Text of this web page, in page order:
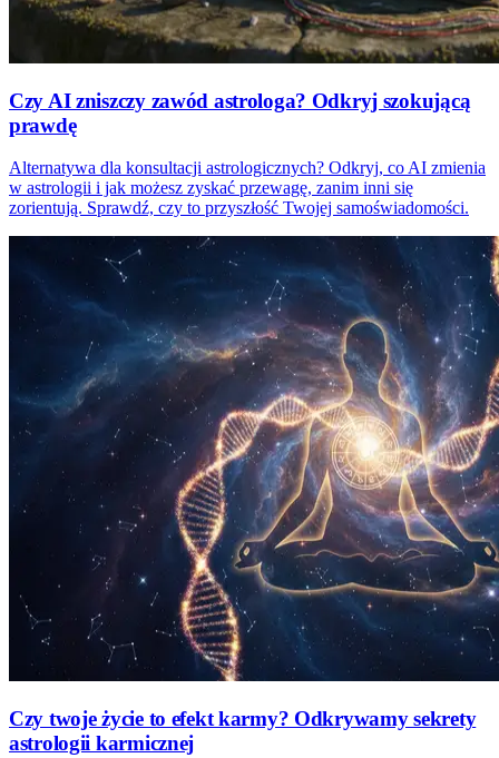
Czy AI zniszczy zawód astrologa? Odkryj szokującą
prawdę
Alternatywa dla konsultacji astrologicznych? Odkryj, co AI zmienia
w astrologii i jak możesz zyskać przewagę, zanim inni się
zorientują. Sprawdź, czy to przyszłość Twojej samoświadomości.
Czy twoje życie to efekt karmy? Odkrywamy sekrety
astrologii karmicznej